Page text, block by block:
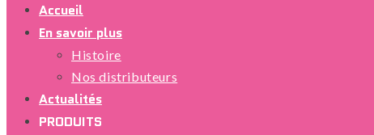
Accueil
En savoir plus
Histoire
Nos distributeurs
Actualités
PRODUITS